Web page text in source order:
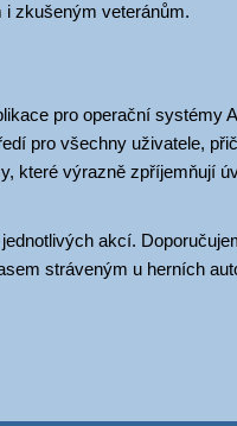
i zkušeným veteránům.
pro operační systémy
pro všechny uživatele,
které výrazně zpříjemňují
akcí.
stráveným u herních